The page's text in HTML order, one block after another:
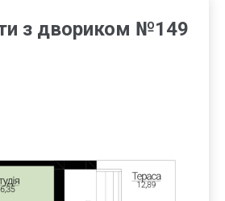
з двориком №149